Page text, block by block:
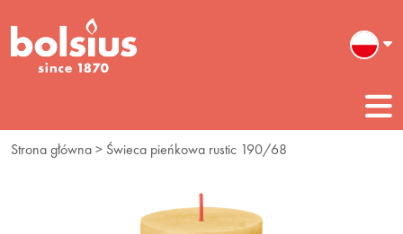
Strona główna> Świeca pieńkowa rustic 190/68